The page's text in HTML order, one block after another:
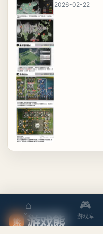
2026-02-22
熊 游戏熊
⌂
首页
🎮
游戏库